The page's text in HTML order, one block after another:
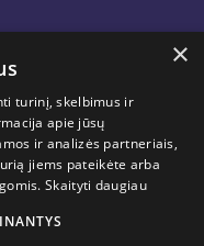
privatumo politikoje
×
turinį, skelbimus ir
apie jūsų
ir analizės partneriais,
jiems pateikėte arba
Skaityti daugiau